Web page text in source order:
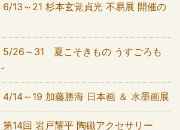
6/13～21 杉本玄覚貞光 不易展 開催の
5/26～31 夏こそきもの うすごろも
4/14～19 加藤勝海 日本画 ＆ 水墨画展
第14回 岩戸耀平 陶磁アクセサリー